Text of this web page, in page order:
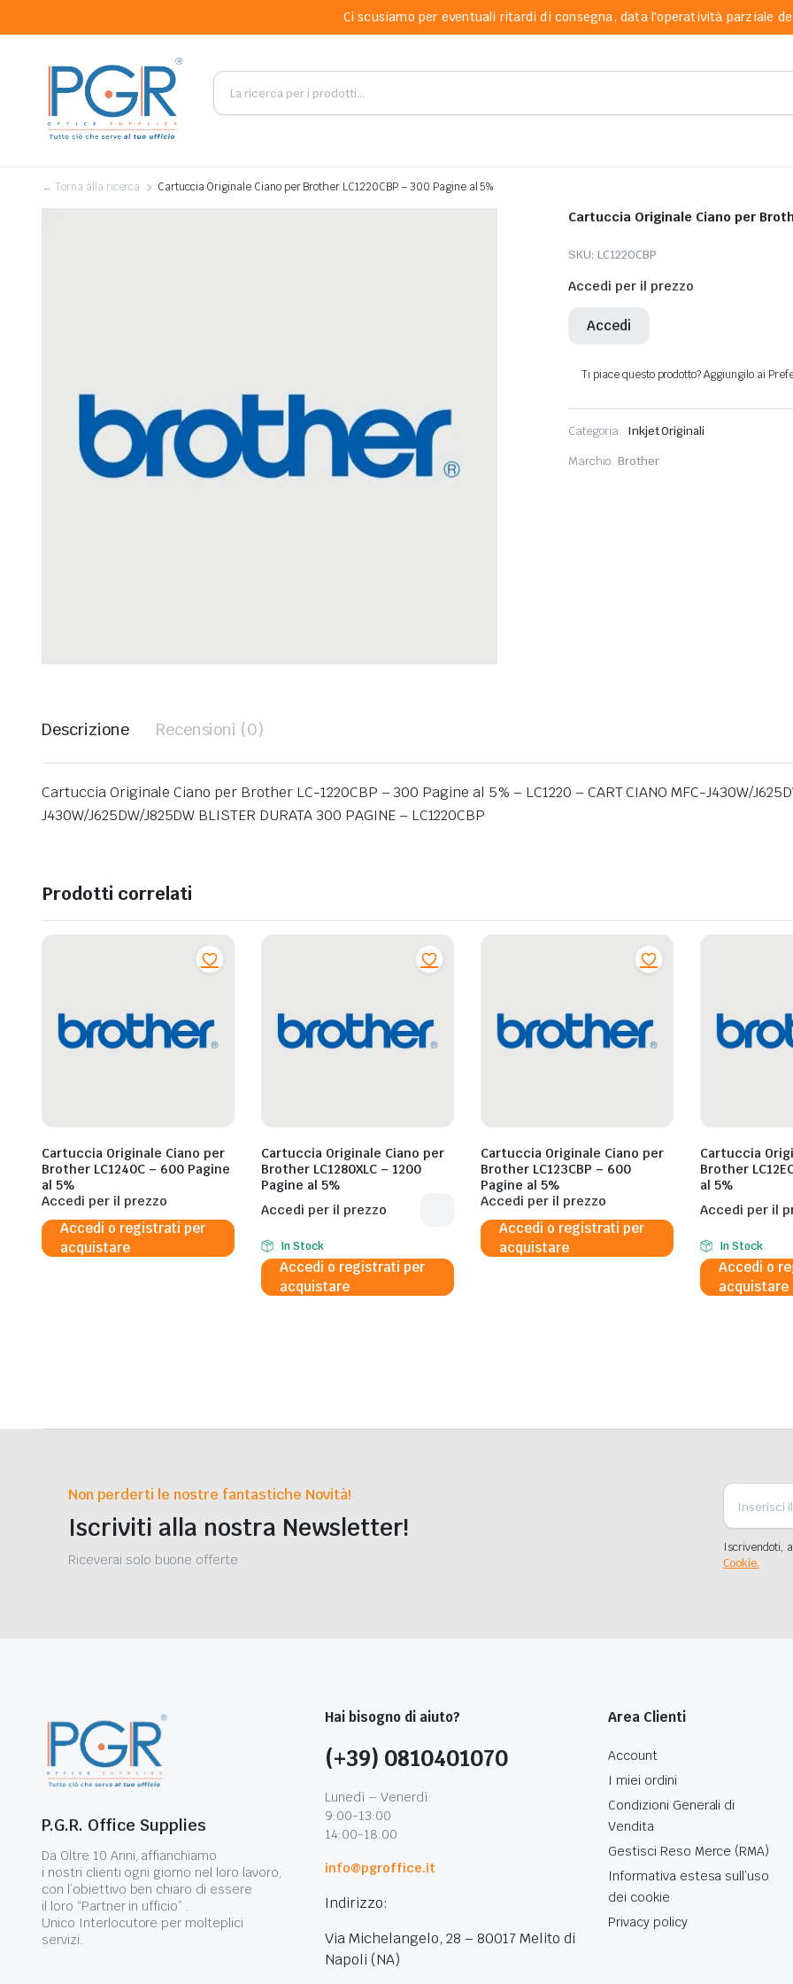
Ci scusiamo per eventuali ritardi di consegna, data l'operatività parziale
← Torna alla ricerca Cartuccia Originale Ciano per Brother LC1220CBP – 300 Pagine al 5%
Cartuccia Originale Ciano per
SKU: LC1220CBP
Accedi per il prezzo
Accedi
Categoria: Inkjet Originali
Marchio: Brother
Descrizione Recensioni (0)
Cartuccia Originale Ciano per Brother LC-1220CBP – 300 Pagine al 5% – LC1220 – CART CIANO MFC-J430W/
J430W/J625DW/J825DW BLISTER DURATA 300 PAGINE – LC1220CBP
Prodotti correlati
Cartuccia Originale Ciano per
Brother LC1240C – 600 Pagine
al 5%
Accedi per il prezzo
Accedi o registrati per
acquistare
Cartuccia Originale Ciano per
Brother LC1280XLC – 1200
Pagine al 5%
Accedi per il prezzo
In Stock
Accedi o registrati per
acquistare
Cartuccia Originale Ciano per
Brother LC123CBP – 600
Pagine al 5%
Accedi per il prezzo
Accedi o registrati per
acquistare
Cartuccia
Brother
al 5%
Accedi per il
In Stock
Accedi o
acquistare
Non perderti le nostre fantastiche Novità!
Iscriviti alla nostra Newsletter!
Riceverai solo buone offerte
Iscrivendoti,
Cookie.
P.G.R. Office Supplies
Da Oltre 10 Anni, affianchiamo
i nostri clienti ogni giorno nel loro lavoro,
con l’obiettivo ben chiaro di essere
il loro “Partner in ufficio” .
Unico Interlocutore per molteplici
servizi.
Hai bisogno di aiuto?
(+39) 0810401070
Lunedì – Venerdì:
9:00-13:00
14:00-18:00
info@pgroffice.it
Indirizzo:
Via Michelangelo, 28 – 80017 Melito di
Napoli (NA)
Area Clienti
Account
I miei ordini
Condizioni Generali di
Vendita
Gestisci Reso Merce (RMA)
Informativa estesa sull’uso
dei cookie
Privacy policy